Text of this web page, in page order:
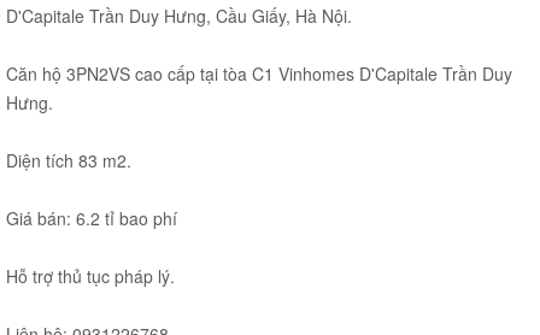
D'Capitale Trần Duy Hưng, Cầu Giấy, Hà Nội.
Căn hộ 3PN2VS cao cấp tại tòa C1 Vinhomes D'Capitale Trần Duy
Hưng.
Diện tích 83 m2.
Giá bán: 6.2 tỉ bao phí
Hỗ trợ thủ tục pháp lý.